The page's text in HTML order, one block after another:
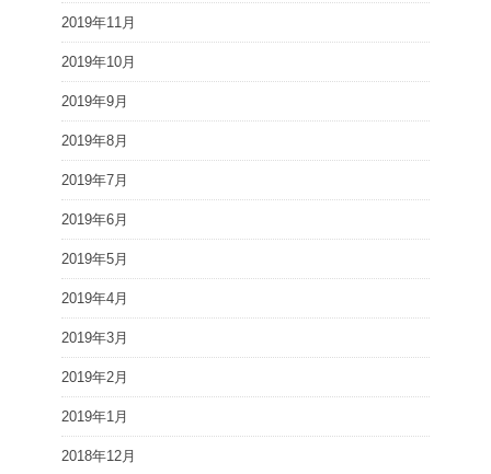
2019年11月
2019年10月
2019年9月
2019年8月
2019年7月
2019年6月
2019年5月
2019年4月
2019年3月
2019年2月
2019年1月
2018年12月